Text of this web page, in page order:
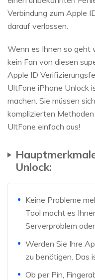
Verbindung zum Apple
darauf verlassen.
Wenn es Ihnen so geht
kein Fan von diesen
Apple ID
UltFone iPhone Unlock
machen. Sie müssen
komplizierten Methoden
UltFone einfach aus!
Unlock:
Keine Probleme
Tool macht es
Serverproblem
Werden Sie Ihre
zu benötigen. Das
Ob per Pin,